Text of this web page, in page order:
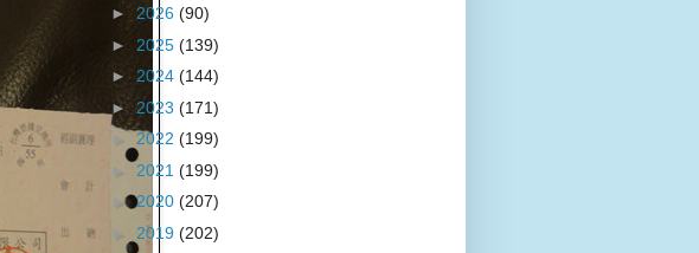
► 2026 (90)
► 2025 (139)
► 2024 (144)
► 2023 (171)
► 2022 (199)
► 2021 (199)
►2020 (207)
► 2019 (202)